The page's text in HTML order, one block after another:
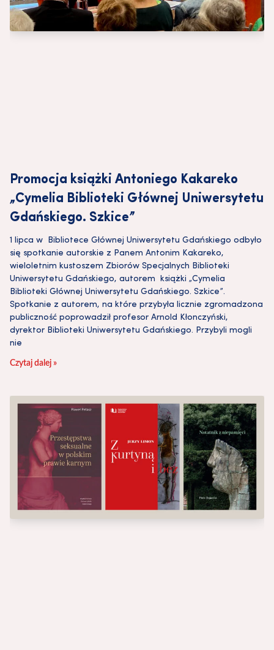
Promocja książki Antoniego Kakareko
„Cymelia Biblioteki Głównej Uniwersytetu
Gdańskiego. Szkice”
1 lipca w Bibliotece Głównej Uniwersytetu Gdańskiego odbyło
się spotkanie autorskie z Panem Antonim Kakareko,
wieloletnim kustoszem Zbiorów Specjalnych Biblioteki
Uniwersytetu Gdańskiego, autorem książki „Cymelia
Biblioteki Głównej Uniwersytetu Gdańskiego. Szkice”.
Spotkanie z autorem, na które przybyła licznie zgromadzona
publiczność poprowadził profesor Arnold Kłonczyński,
dyrektor Biblioteki Uniwersytetu Gdańskiego. Przybyli mogli
nie
Czytaj dalej »